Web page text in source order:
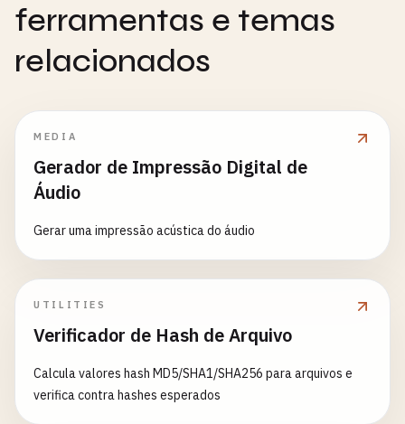
ferramentas e temas
relacionados
MEDIA
Gerador de Impressão Digital de
Áudio
Gerar uma impressão acústica do áudio
UTILITIES
Verificador de Hash de Arquivo
Calcula valores hash MD5/SHA1/SHA256 para arquivos e
verifica contra hashes esperados